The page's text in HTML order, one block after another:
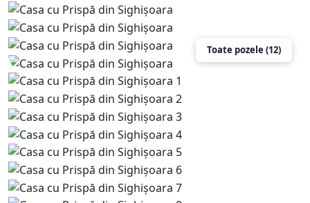
Toate pozele (12)